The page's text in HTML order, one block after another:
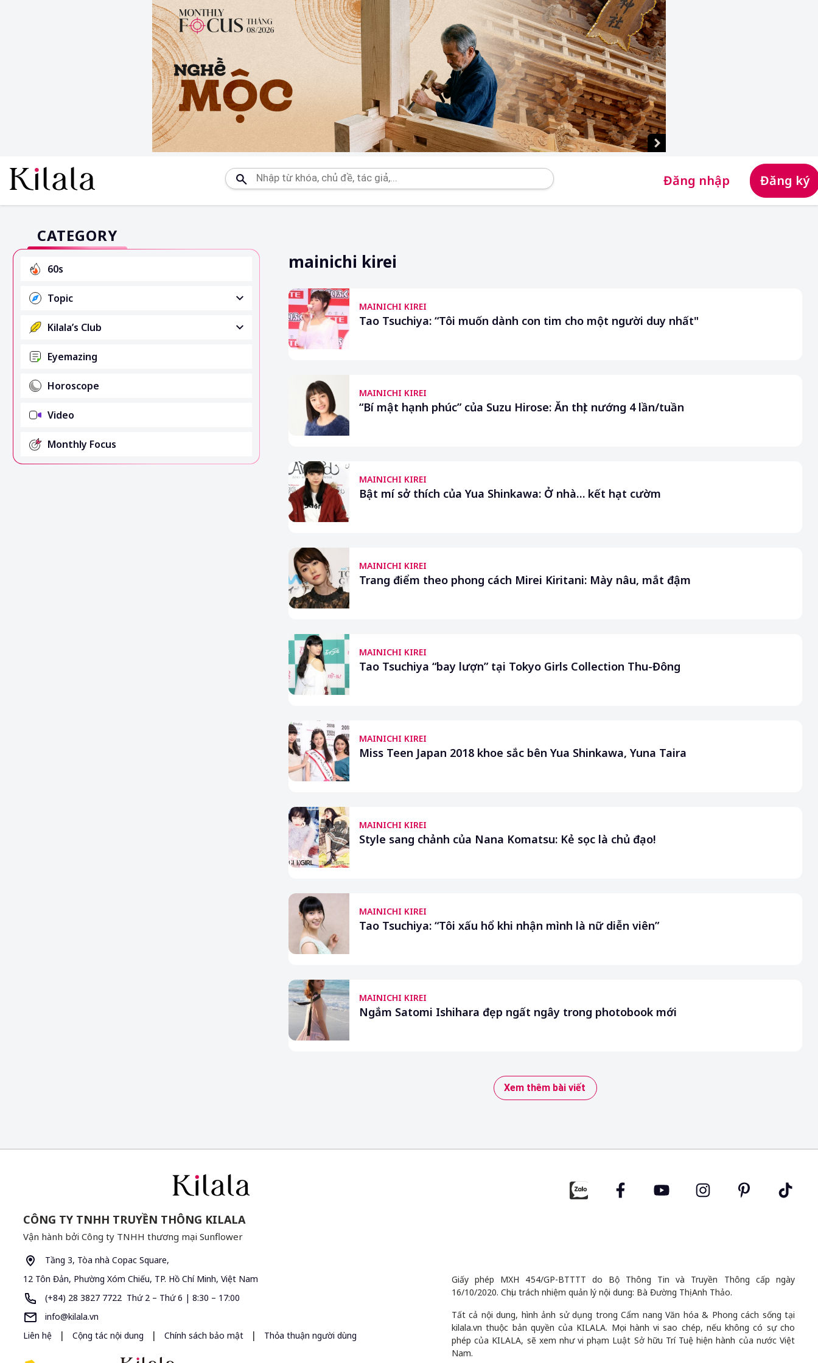
Đăng nhập Đăng ký
CATEGORY
60s
Topic
Kilala’s Club
Eyemazing
Horoscope
Video
Monthly Focus
mainichi kirei
MAINICHI KIREI
Tao Tsuchiya: “Tôi muốn dành con tim cho một người duy nhất"
MAINICHI KIREI
“Bí mật hạnh phúc” của Suzu Hirose: Ăn thịt nướng 4 lần/tuần
MAINICHI KIREI
Bật mí sở thích của Yua Shinkawa: Ở nhà… kết hạt cườm
MAINICHI KIREI
Trang điểm theo phong cách Mirei Kiritani: Mày nâu, mắt đậm
MAINICHI KIREI
Tao Tsuchiya “bay lượn” tại Tokyo Girls Collection Thu-Đông
MAINICHI KIREI
Miss Teen Japan 2018 khoe sắc bên Yua Shinkawa, Yuna Taira
MAINICHI KIREI
Style sang chảnh của Nana Komatsu: Kẻ sọc là chủ đạo!
MAINICHI KIREI
Tao Tsuchiya: “Tôi xấu hổ khi nhận mình là nữ diễn viên”
MAINICHI KIREI
Ngắm Satomi Ishihara đẹp ngất ngây trong photobook mới
Xem thêm bài viết
CÔNG TY TNHH TRUYỀN THÔNG KILALA
Vận hành bởi Công ty TNHH thương mại Sunflower
Tầng 3, Tòa nhà Copac Square,
12 Tôn Đản, Phường Xóm Chiếu, TP. Hồ Chí Minh, Việt Nam
(+84) 28 3827 7722 Thứ 2 – Thứ 6 | 8:30 – 17:00
info@kilala.vn
Liên hệ
| Cộng tác nội dung | Chính sách bảo mật | Thỏa thuận người dùng
Giấy phép MXH 454/GP-BTTTT do Bộ Thông Tin và Truyền Thông cấp ngày
16/10/2020. Chịu trách nhiệm quản lý nội dung: Bà Đường Thị Anh Thảo.
Tất cả nội dung, hình ảnh sử dụng trong Cẩm nang Văn hóa & Phong cách sống tại
kilala.vn thuộc bản quyền của KILALA. Mọi hành vi sao chép, nếu không có sự cho
phép của KILALA, sẽ xem như vi phạm Luật Sở hữu Trí Tuệ hiện hành của nước Việt
Nam.